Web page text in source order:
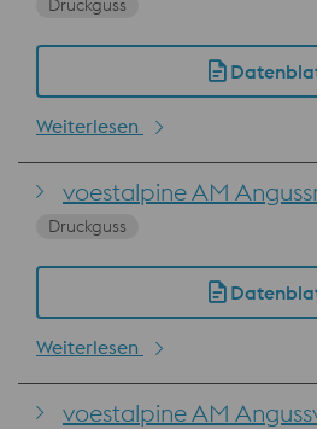
Druckguss
Weiterlesen
voestalpine AM
Druckguss
Weiterlesen
voestalpine AM